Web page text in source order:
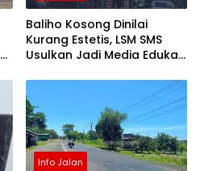
Baliho Kosong Dinilai
Kurang Estetis, LSM SMS
Usulkan Jadi Media Edukasi
Info Jalan